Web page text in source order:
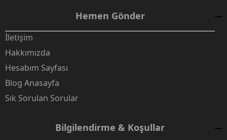
Hemen Gönder
İletişim
Hakkımızda
Hesabım Sayfası
Blog Anasayfa
Sık Sorulan Sorular
Bilgilendirme & Koşullar